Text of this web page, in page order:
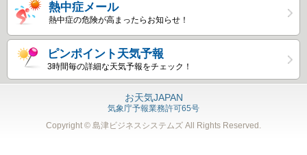
熱中症メール
熱中症の危険が高まったらお知らせ！
ピンポイント天気予報
3時間毎の詳細な天気予報をチェック！
お天気JAPAN
気象庁予報業務許可65号
Copyright © 島津ビジネスシステムズ All Rights Reserved.